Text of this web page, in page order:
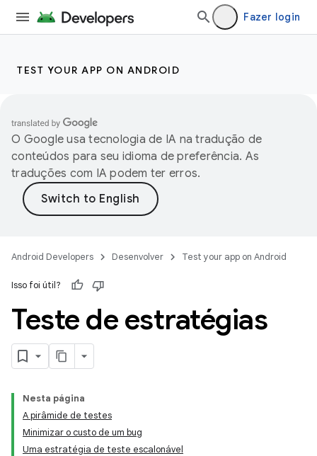
Fazer login
TEST YOUR APP ON ANDROID
O Google usa tecnologia de IA na tradução de
conteúdos para seu idioma de preferência. As
traduções com IA podem ter erros.
Android Developers Desenvolver Test your app on Android
Isso foi útil?
Teste de estratégias
Nesta página
A pirâmide de testes
Minimizar o custo de um bug
Uma estratégia de teste escalonável